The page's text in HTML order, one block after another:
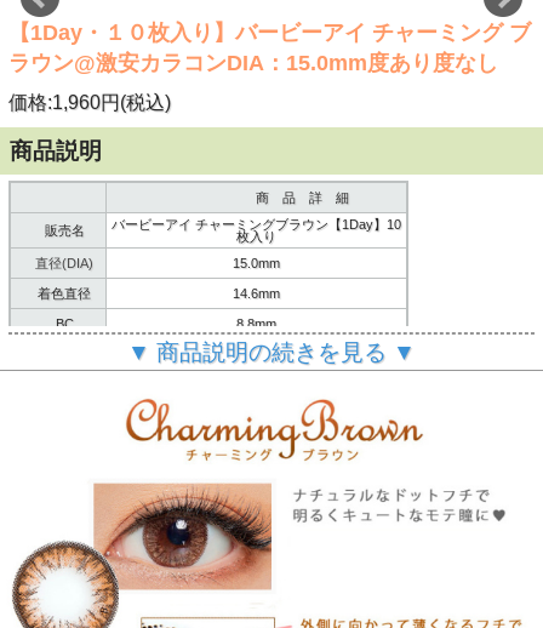
【1Day・１０枚入り】バービーアイ チャーミング ブ
ラウン@激安カラコンDIA：15.0mm度あり度なし
価格:1,960円(税込)
商品説明
商 品 詳 細
販売名
バービーアイ チャーミングブラウン【1Day】10
枚入り
直径(DIA)
15.0mm
着色直径 14.6mm
BC 8.8mm
42%
サンドイッチ製法
1Day
個人輸入扱いとなります。(必読)
御注意下さい
■使用に際しては、使用説明書をよくお読みください。
■連続してご使用の際は４時間おきに一度コンタクレンズを
外し目を休ませていただく事を推奨します。
【瓶の開封と使用説明書について】
▼ 商品説明の続きを見る ▼